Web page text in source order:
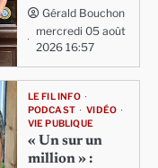
Gérald Bouchon
mercredi 05 août
2026 16:57
LE FIL INFO
PODCAST
VIDÉO
VIE PUBLIQUE
« Un sur un
million » :